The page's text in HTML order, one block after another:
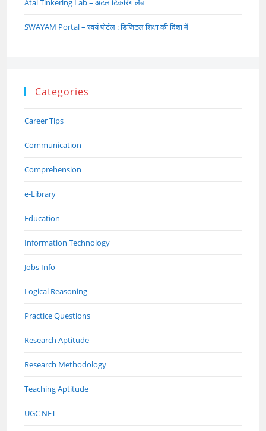
Atal Tinkering Lab – अटल टिंकरिंग लैब
SWAYAM Portal – स्वयं पोर्टल : डिजिटल शिक्षा की दिशा में
Categories
Career Tips
Communication
Comprehension
e-Library
Education
Information Technology
Jobs Info
Logical Reasoning
Practice Questions
Research Aptitude
Research Methodology
Teaching Aptitude
UGC NET